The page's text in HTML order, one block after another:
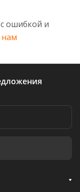
ошибкой и